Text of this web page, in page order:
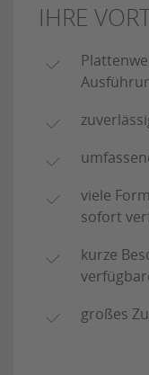
IHRE
viele
sofort
kurze
großes